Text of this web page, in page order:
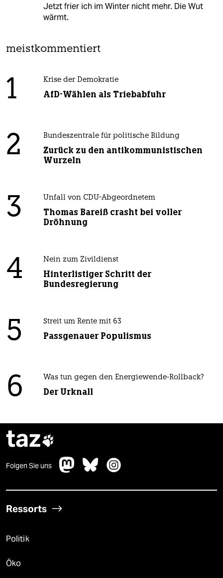
Jetzt frier ich im Winter nicht mehr. Die Wut
wärmt.
meistkommentiert
1 Krise der Demokratie
AfD-Wählen als Triebabfuhr
2 Bundeszentrale für politische Bildung
Zurück zu den antikommunistischen
Wurzeln
3 Unfall von CDU-Abgeordnetem
Thomas Bareiß crasht bei voller
Dröhnung
4 Nein zum Zivildienst
Hinterlistiger Schritt der
Bundesregierung
5 Streit um Rente mit 63
Passgenauer Populismus
6 Was tun gegen den Energiewende-Rollback?
Der Urknall
taz
Folgen Sie uns
Ressorts
Politik
Öko